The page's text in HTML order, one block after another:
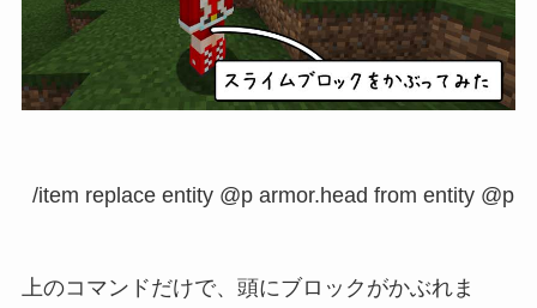
上のコマンドだけで、頭にブロックがかぶれま